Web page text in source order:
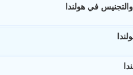
والتجنيس في هولندا